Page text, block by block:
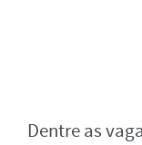
Dentre as